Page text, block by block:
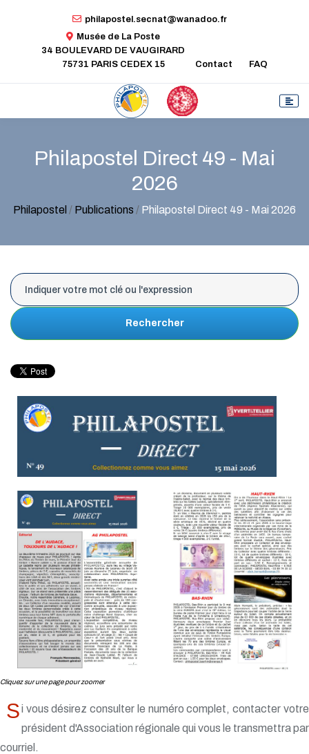
philapostel.secnat@wanadoo.fr
Musée de La Poste
34 BOULEVARD DE VAUGIRARD
75731 PARIS CEDEX 15
Contact FAQ
Philapostel Direct 49 - Mai
2026
Philapostel / Publications / Philapostel Direct 49 - Mai 2026
Rechercher
Cliquez sur une page pour zoomer
Si vous désirez consulter le numéro complet, contacter votre
président d'Association régionale qui vous le transmettra par
courriel.